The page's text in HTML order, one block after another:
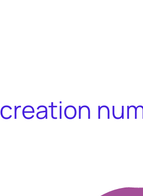
creation